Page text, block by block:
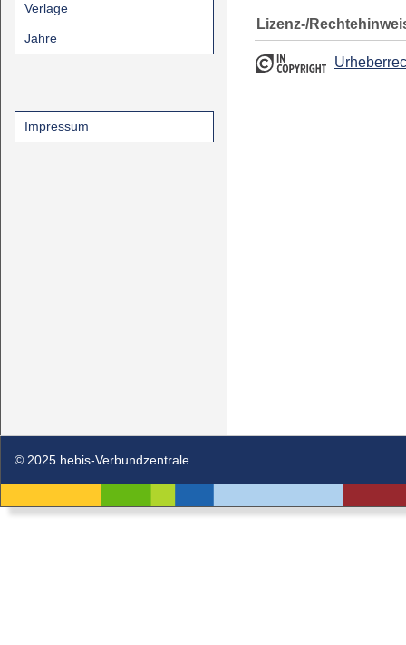
Verlage
Jahre
Impressum
Lizenz-/
© 2025 hebis-Verbundzentrale